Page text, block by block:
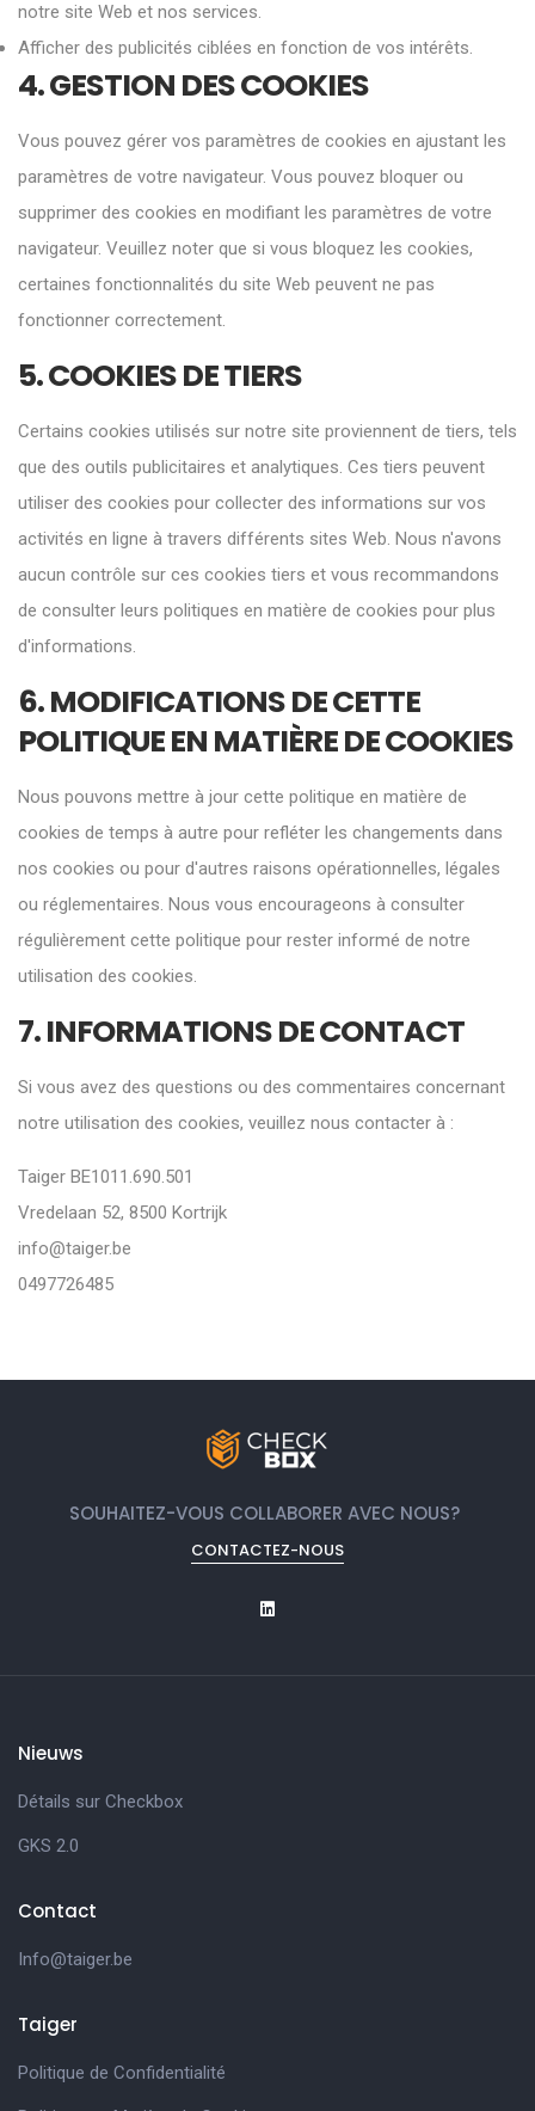
notre site Web et nos services.
Afficher des publicités ciblées en fonction de vos intérêts.
4. GESTION DES COOKIES
Vous pouvez gérer vos paramètres de cookies en ajustant les
paramètres de votre navigateur. Vous pouvez bloquer ou
supprimer des cookies en modifiant les paramètres de votre
navigateur. Veuillez noter que si vous bloquez les cookies,
certaines fonctionnalités du site Web peuvent ne pas
fonctionner correctement.
5. COOKIES DE TIERS
Certains cookies utilisés sur notre site proviennent de tiers, tels
que des outils publicitaires et analytiques. Ces tiers peuvent
utiliser des cookies pour collecter des informations sur vos
activités en ligne à travers différents sites Web. Nous n'avons
aucun contrôle sur ces cookies tiers et vous recommandons
de consulter leurs politiques en matière de cookies pour plus
d'informations.
6. MODIFICATIONS DE CETTE
POLITIQUE EN MATIÈRE DE COOKIES
Nous pouvons mettre à jour cette politique en matière de
cookies de temps à autre pour refléter les changements dans
nos cookies ou pour d'autres raisons opérationnelles, légales
ou réglementaires. Nous vous encourageons à consulter
régulièrement cette politique pour rester informé de notre
utilisation des cookies.
7. INFORMATIONS DE CONTACT
Si vous avez des questions ou des commentaires concernant
notre utilisation des cookies, veuillez nous contacter à :
Taiger BE1011.690.501
Vredelaan 52, 8500 Kortrijk
info@taiger.be
0497726485
SOUHAITEZ-VOUS COLLABORER AVEC NOUS?
CONTACTEZ-NOUS
Nieuws
Détails sur Checkbox
GKS 2.0
Contact
Info@taiger.be
Taiger
Politique de Confidentialité